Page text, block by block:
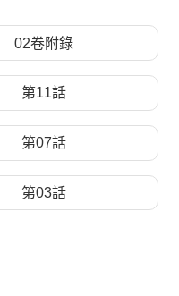
02卷附錄
第11話
第07話
第03話